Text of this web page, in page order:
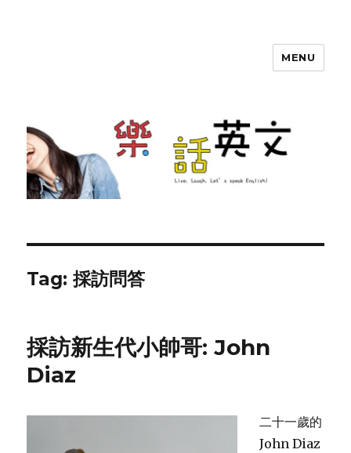
MENU
Tag: 採訪問答
採訪新生代小帥哥: John
Diaz
二十一歲的
John Diaz